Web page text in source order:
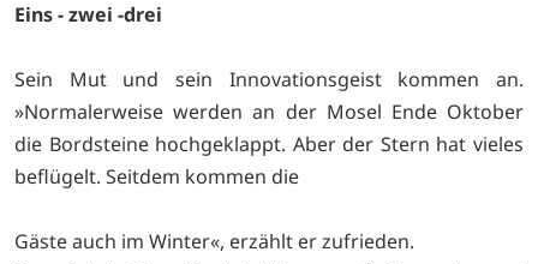
Eins - zwei -drei
Sein Mut und sein Innovationsgeist kommen an.
»Normalerweise werden an der Mosel Ende Oktober
die Bordsteine hochgeklappt. Aber der Stern hat vieles
beflügelt. Seitdem kommen die
Gäste auch im Winter«, erzählt er zufrieden.